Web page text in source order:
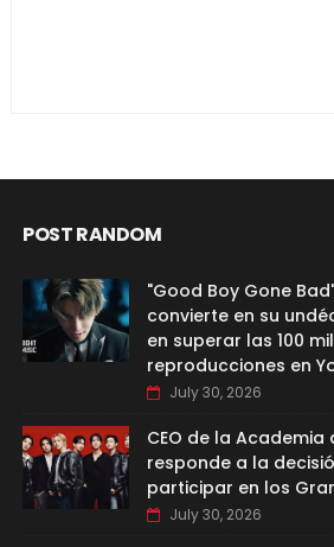
POST RANDOM
"Good Boy Gone
convierte en su
en superar las 100
reproducciones en
July 30, 2026
CEO de la
responde a la
participar en los
July 30, 2026